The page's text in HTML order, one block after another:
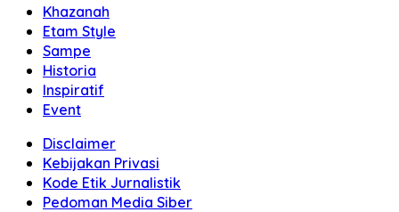
Khazanah
Etam Style
Sampe
Historia
Inspiratif
Event
Disclaimer
Kebijakan Privasi
Kode Etik Jurnalistik
Pedoman Media Siber